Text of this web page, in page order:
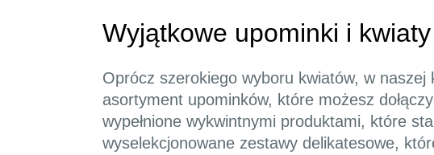
Wyjątkowe upominki i
Oprócz szerokiego wyboru kwiatów, w
asortyment upominków, które możesz
wypełnione wykwintnymi produktami, które
wyselekcjonowane zestawy delikatesowe,